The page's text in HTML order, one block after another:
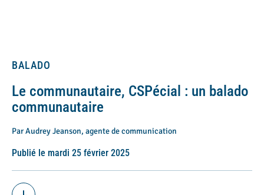
BALADO
Le communautaire, CSPécial : un balado
communautaire
Par Audrey Jeanson, agente de communication
Publié le mardi 25 février 2025